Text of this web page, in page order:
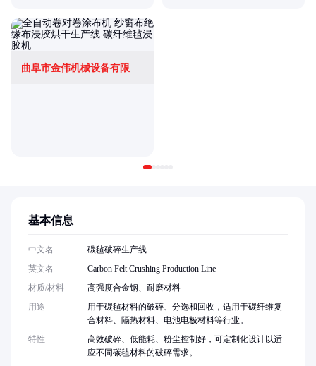
曲阜市金伟机械设备有限公司
基本信息
中文名
碳毡破碎生产线
英文名
Carbon Felt Crushing Production Line
材质/材料
高强度合金钢、耐磨材料
用途
用于碳毡材料的破碎、分选和回收，适用于碳纤维复
合材料、隔热材料、电池电极材料等行业。
特性
高效破碎、低能耗、粉尘控制好，可定制化设计以适
应不同碳毡材料的破碎需求。